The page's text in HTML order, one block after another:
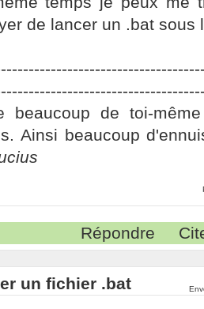
de lancer un .bat sous
beaucoup de toi-
Ainsi beaucoup
Répondre
un fichier .bat